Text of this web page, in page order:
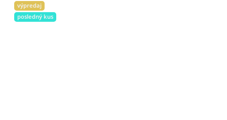
výpredaj
posledný kus